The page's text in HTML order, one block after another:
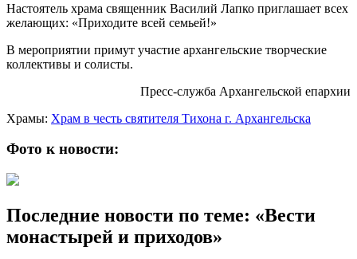
Настоятель храма священник Василий Лапко приглашает всех
желающих: «Приходите всей семьей!»
В мероприятии примут участие архангельские творческие
коллективы и солисты.
Пресс-служба Архангельской епархии
Храмы: Храм в честь святителя Тихона г. Архангельска
Фото к новости:
Последние новости по теме: «Вести
монастырей и приходов»